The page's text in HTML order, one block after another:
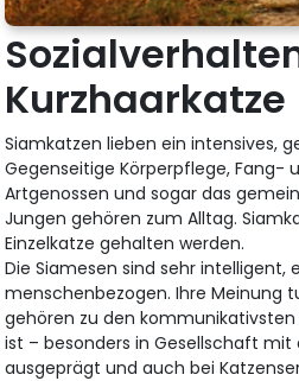
Kurzhaarkatze
Siamkatzen lieben ein intensives,
Gegenseitige Körperpflege, Fang-
Artgenossen und sogar das
Jungen gehören zum Alltag.
Einzelkatze gehalten werden.
Die Siamesen sind sehr intelligent,
menschenbezogen. Ihre Meinung
gehören zu den kommunikativsten
ist – besonders in Gesellschaft mit
ausgeprägt und auch bei